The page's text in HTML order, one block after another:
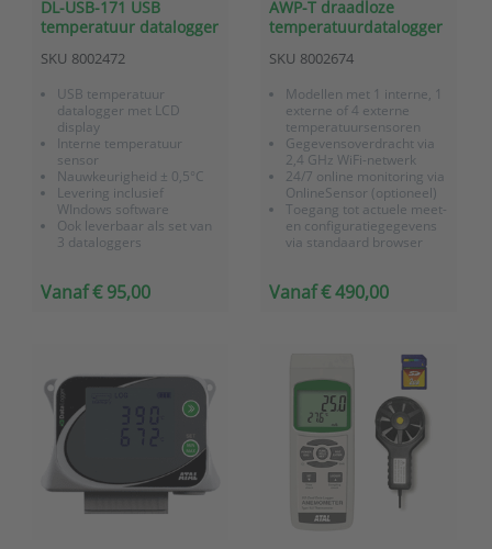
DL-USB-171 USB
temperatuur datalogger
LCD display
SKU 8002472
USB temperatuur
datalogger met LCD
display
Interne temperatuur
sensor
Nauwkeurigheid ± 0,5°C
Levering inclusief
WIndows software
Ook leverbaar als set van
3 dataloggers
Vanaf € 95,00
AWP-T draadloze
temperatuurdatalogger
SKU 8002674
Modellen met 1 interne, 1
externe of 4 externe
temperatuursensoren
Gegevensoverdracht via
2,4 GHz WiFi-netwerk
24/7 online monitoring via
OnlineSensor (optioneel)
Toegang tot actuele meet-
en configuratiegegevens
via standaard browser
meetwaarden per e-mail,
Vanaf € 490,00